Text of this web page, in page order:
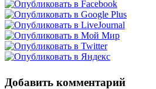
Добавить комментарий